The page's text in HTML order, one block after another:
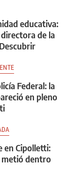
educativa:
de la
Federal: la
en pleno
en Cipolletti:
metió dentro